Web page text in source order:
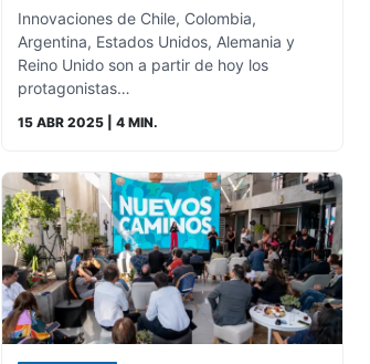
Innovaciones de Chile, Colombia,
Argentina, Estados Unidos, Alemania y
Reino Unido son a partir de hoy los
protagonistas…
15 ABR 2025| 4 MIN.